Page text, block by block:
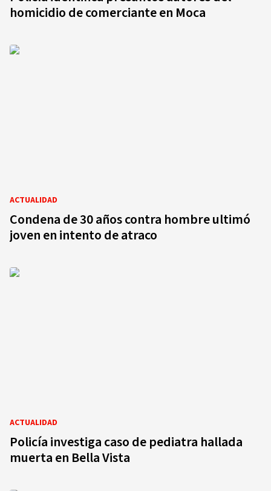
homicidio de comerciante en Moca
ACTUALIDAD
Condena de 30 años contra hombre ultimó
joven en intento de atraco
ACTUALIDAD
Policía investiga caso de pediatra hallada
muerta en Bella Vista